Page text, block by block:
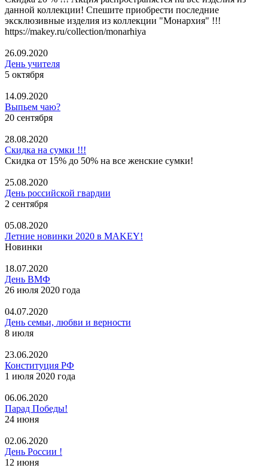
данной коллекции! Спешите приобрести последние
эксклюзивные изделия из коллекции "Монархия" !!!
https://makey.ru/collection/monarhiya
26.09.2020
День учителя
5 октября
14.09.2020
Выпьем чаю?
20 сентября
28.08.2020
Скидка на сумки !!!
Скидка от 15% до 50% на все женские сумки!
25.08.2020
День российской гвардии
2 сентября
05.08.2020
Летние новинки 2020 в MAKEY!
Новинки
18.07.2020
День ВМФ
26 июля 2020 года
04.07.2020
День семьи, любви и верности
8 июля
23.06.2020
Конституция РФ
1 июля 2020 года
06.06.2020
Парад Победы!
24 июня
02.06.2020
День России !
12 июня